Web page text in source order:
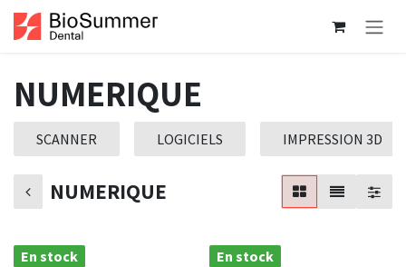
Se rendre au contenu
NUMERIQUE
SCANNER LOGICIELS IMPRESSION 3D
NUMERIQUE
En stock En stock